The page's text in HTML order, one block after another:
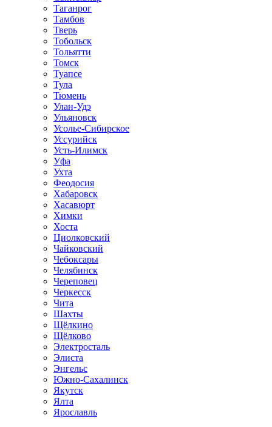
Таганрог
Тамбов
Тверь
Тобольск
Тольятти
Томск
Туапсе
Тула
Тюмень
Улан-Удэ
Ульяновск
Усолье-Сибирское
Уссурийск
Усть-Илимск
Уфа
Ухта
Феодосия
Хабаровск
Хасавюрт
Химки
Хоста
Циолковский
Чайковский
Чебоксары
Челябинск
Череповец
Черкесск
Чита
Шахты
Щёлкино
Щёлково
Электросталь
Элиста
Энгельс
Южно-Сахалинск
Якутск
Ялта
Ярославль